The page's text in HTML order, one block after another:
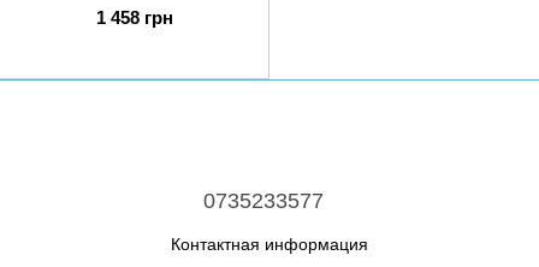
1 458 грн
0735233577
Контактная информация